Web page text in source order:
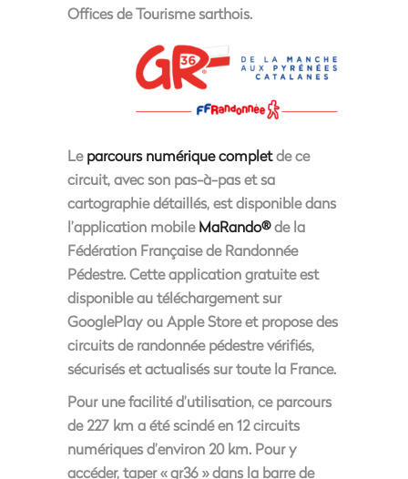
Offices de Tourisme sarthois.
Leparcours numérique completde ce
circuit, avec son pas-à-pas et sa
cartographie détaillés, est disponible dans
l’application mobileMaRando®de la
Fédération Française de Randonnée
Pédestre. Cette application gratuite est
disponible au téléchargement sur
GooglePlay ou Apple Store et propose des
circuits de randonnée pédestre vérifiés,
sécurisés et actualisés sur toute la France.
Pour une facilité d’utilisation, ce parcours
de 227 km a été scindé en 12 circuits
numériques d’environ 20 km. Pour y
accéder, taper « gr36 » dans la barre de